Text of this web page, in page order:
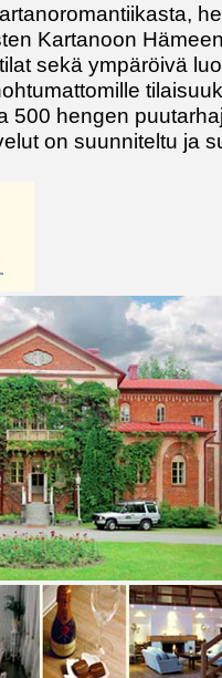
Kartanoon
sekä ympäröivä
500 hengen
on suunniteltu ja